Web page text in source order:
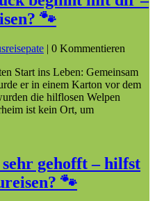
🐾
| 0 Kommentieren
Start ins Leben: Gemeinsam
er in einem Karton vor dem
die hilflosen Welpen
ist kein Ort, um
sehr gehofft – hilfst
🐾